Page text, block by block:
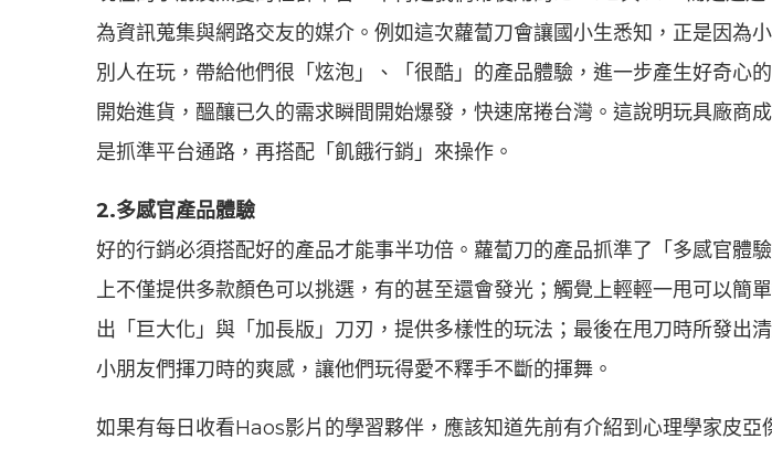
為資訊蒐集與網路交友的媒介。例如這次蘿蔔刀會讓國小生悉知，正是因為
別人在玩，帶給他們很「炫泡」、「很酷」的產品體驗，進一步產生好奇心
開始進貨，醞釀已久的需求瞬間開始爆發，快速席捲台灣。這說明玩具廠商
是抓準平台通路，再搭配「飢餓行銷」來操作。
2.多感官產品體驗
好的行銷必須搭配好的產品才能事半功倍。蘿蔔刀的產品抓準了「多感官體
上不僅提供多款顏色可以挑選，有的甚至還會發光；觸覺上輕輕一甩可以簡
出「巨大化」與「加長版」刀刃，提供多樣性的玩法；最後在甩刀時所發出
小朋友們揮刀時的爽感，讓他們玩得愛不釋手不斷的揮舞。
如果有每日收看Haos影片的學習夥伴，應該知道先前有介紹到心理學家皮